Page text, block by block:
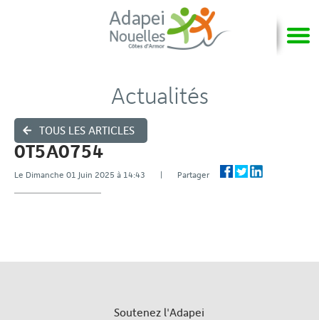
TOUS LES ARTICLES
Actualités
0T5A0754
Le Dimanche 01 Juin 2025 à 14:43 | Partager
Soutenez l'Adapei